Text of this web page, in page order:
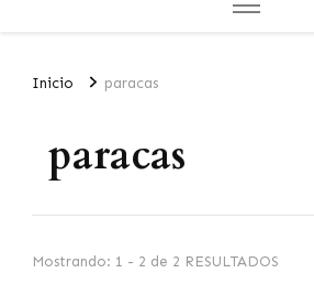
Inicio paracas
paracas
Mostrando: 1 - 2 de 2 RESULTADOS